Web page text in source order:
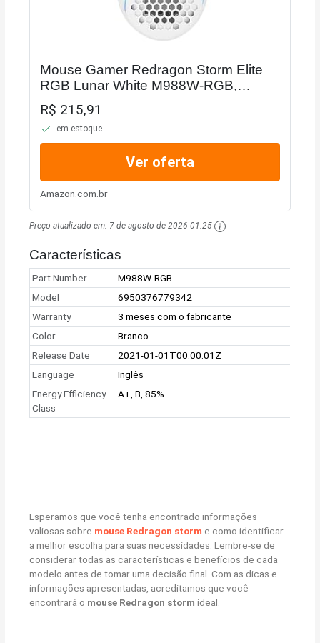
Mouse Gamer Redragon Storm Elite
RGB Lunar White M988W-RGB,
Branco
R$ 215,91
em estoque
Ver oferta
Amazon.com.br
Preço atualizado em: 7 de agosto de 2026 01:25
Características
Part Number
M988W-RGB
Model
6950376779342
Warranty
3 meses com o fabricante
Color
Branco
Release Date
2021-01-01T00:00:01Z
Language
Inglês
Energy Efficiency
Class
A+, B, 85%
Esperamos que você tenha encontrado informações
valiosas sobre mouse Redragon storm e como identificar
a melhor escolha para suas necessidades. Lembre-se de
considerar todas as características e benefícios de cada
modelo antes de tomar uma decisão final. Com as dicas e
informações apresentadas, acreditamos que você
encontrará o mouse Redragon storm ideal.